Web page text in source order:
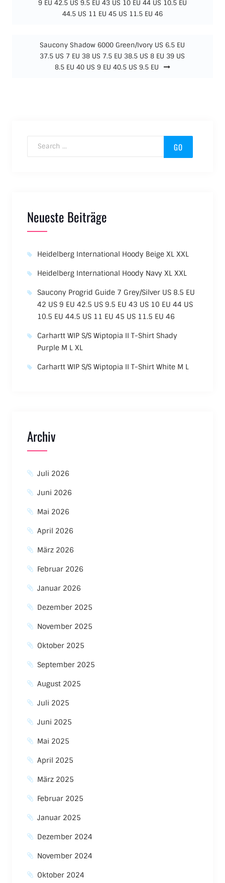
9 EU 42.5 US 9.5 EU 43 US 10 EU 44 US 10.5 EU
44.5 US 11 EU 45 US 11.5 EU 46
Saucony Shadow 6000 Green/Ivory US 6.5 EU
37.5 US 7 EU 38 US 7.5 EU 38.5 US 8 EU 39 US
8.5 EU 40 US 9 EU 40.5 US 9.5 EU
Neueste Beiträge
Heidelberg International Hoody Beige XL XXL
Heidelberg International Hoody Navy XL XXL
Saucony Progrid Guide 7 Grey/Silver US 8.5 EU
42 US 9 EU 42.5 US 9.5 EU 43 US 10 EU 44 US
10.5 EU 44.5 US 11 EU 45 US 11.5 EU 46
Carhartt WIP S/S Wiptopia II T-Shirt Shady
Purple M L XL
Carhartt WIP S/S Wiptopia II T-Shirt White M L
Archiv
Juli 2026
Juni 2026
Mai 2026
April 2026
März 2026
Februar 2026
Januar 2026
Dezember 2025
November 2025
Oktober 2025
September 2025
August 2025
Juli 2025
Juni 2025
Mai 2025
April 2025
März 2025
Februar 2025
Januar 2025
Dezember 2024
November 2024
Oktober 2024